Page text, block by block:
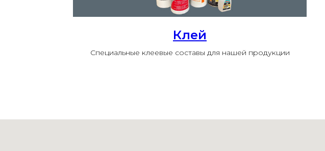
Клей
Специальные клеевые составы для нашей продукции